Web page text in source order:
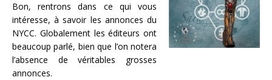
Bon, rentrons dans ce qui vous
intéresse, à savoir les annonces du
NYCC. Globalement les éditeurs ont
beaucoup parlé, bien que l’on notera
l’absence de véritables grosses
annonces.